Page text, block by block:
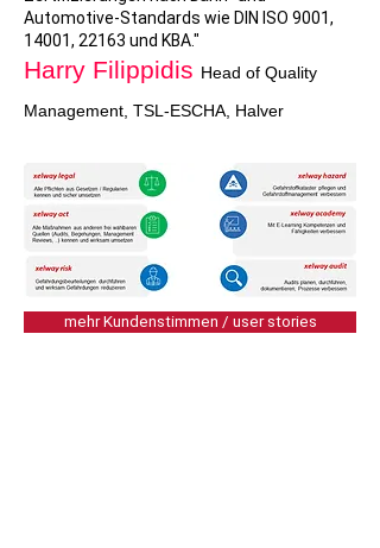
Automotive-Standards wie DIN ISO 9001,
14001, 22163 und KBA."
Harry Filippidis Head of Quality
Management, TSL-ESCHA, Halver
mehr Kundenstimmen / user stories